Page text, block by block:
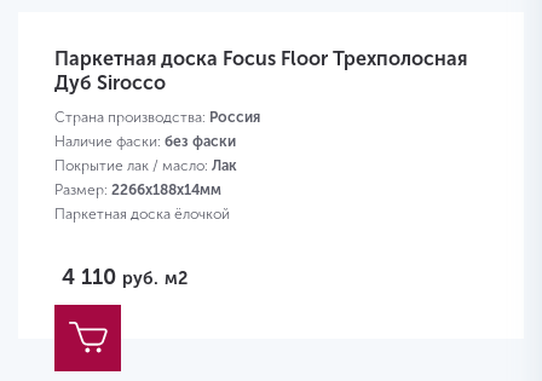
Паркетная доска Focus Floor Трехполосная
Дуб Sirocco
Страна производства: Россия
Наличие фаски: без фаски
Покрытие лак / масло: Лак
Размер: 2266х188х14мм
Паркетная доска ёлочкой
4 110 руб. м2